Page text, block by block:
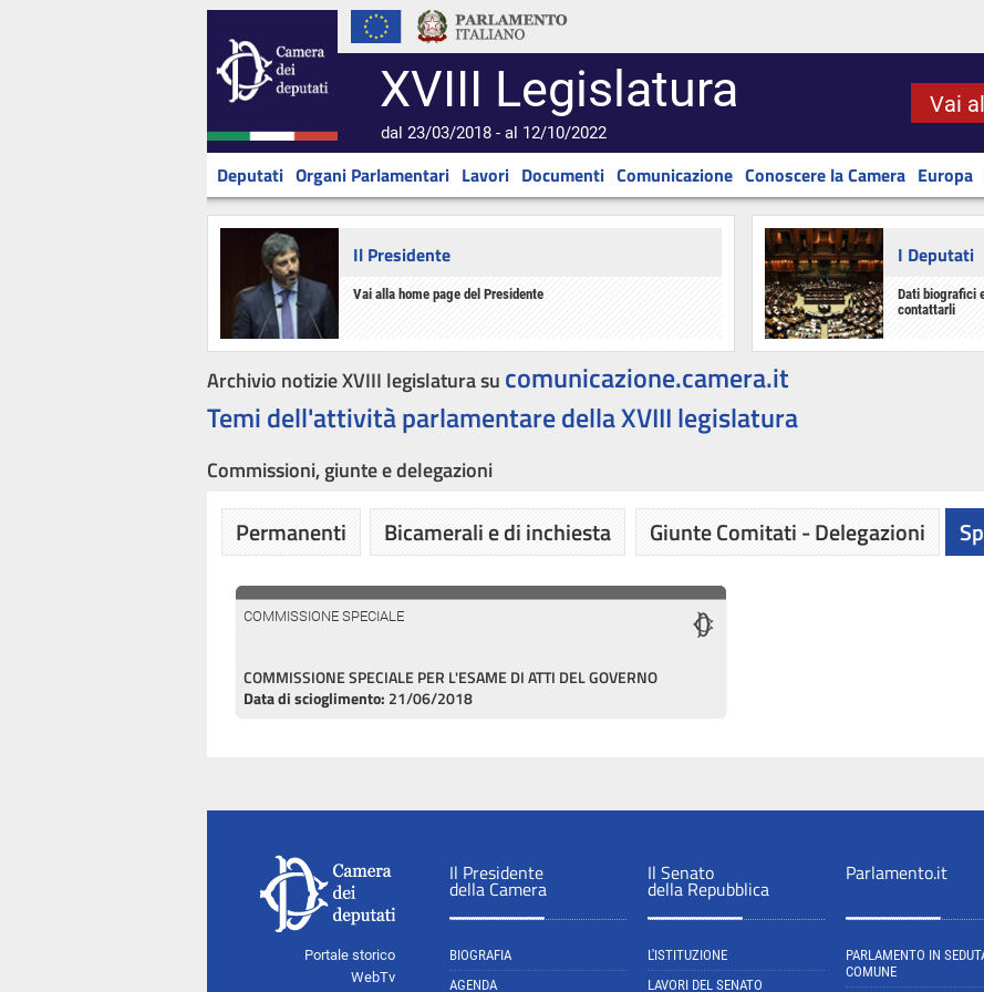
XVIII Legislatura
dal 23/03/2018 - al 12/10/2022
Vai
Deputati Organi Parlamentari Lavori Documenti Comunicazione Conoscere la Camera Europa
Il Presidente
Vai alla home page del Presidente
I Deputati
Dati biografici
contattarli
Archivio notizie XVIII legislatura su comunicazione.camera.it
Temi dell'attività parlamentare della XVIII legislatura
Commissioni, giunte e delegazioni
Permanenti Bicamerali e di inchiesta Giunte Comitati - Delegazioni
COMMISSIONE SPECIALE
COMMISSIONE SPECIALE PER L'ESAME DI ATTI DEL GOVERNO
Data di scioglimento: 21/06/2018
Portale storico
WebTv
Il Presidente
della Camera
BIOGRAFIA
AGENDA
Il Senato
della Repubblica
L'ISTITUZIONE
LAVORI DEL SENATO
Parlamento.it
PARLAMENTO IN
COMUNE